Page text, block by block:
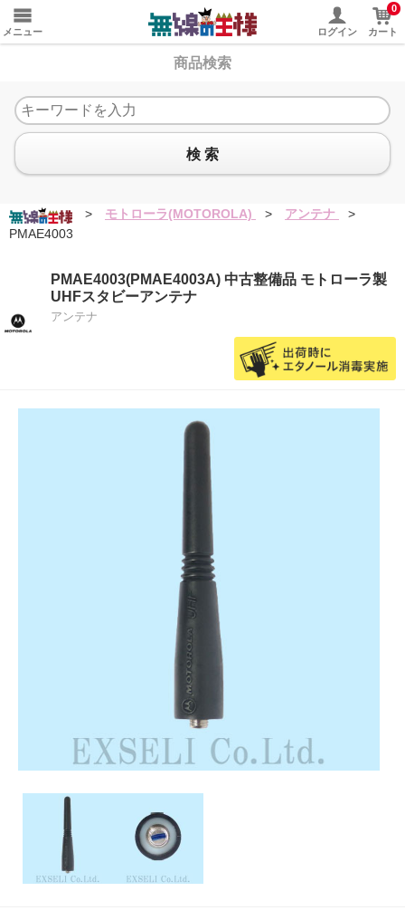
メニュー ログイン
0
カート
商品検索
検 索
> モトローラ(MOTOROLA) > アンテナ
>
PMAE4003
PMAE4003(PMAE4003A) 中古整備品 モトローラ製
UHFスタビーアンテナ
アンテナ